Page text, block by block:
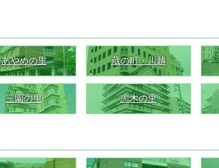
あやめの里 蔵の町・川越
三園の里 志木の里